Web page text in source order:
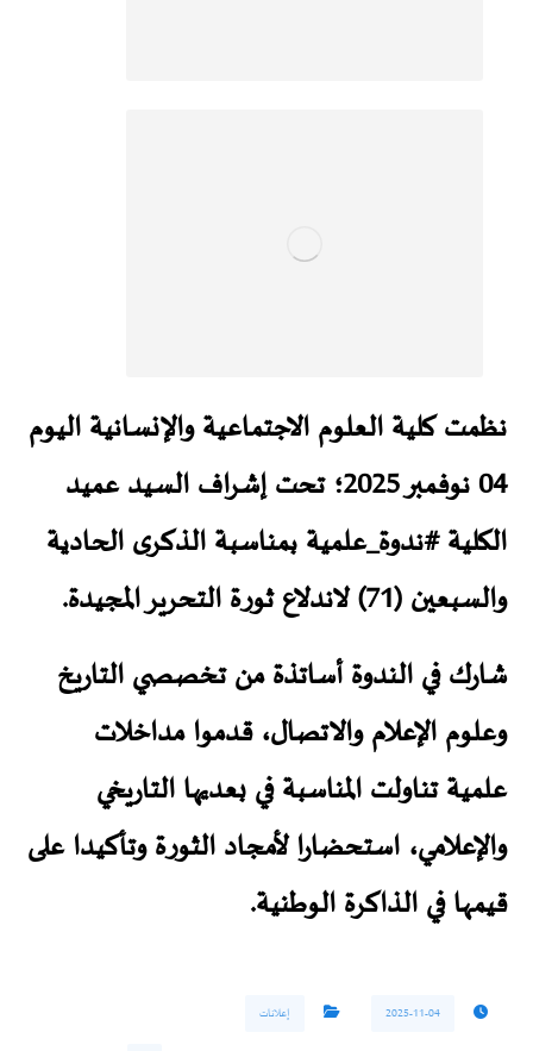
نظمت كلية العلوم الاجتماعية والإنسانية اليوم
04 نوفمبر 2025؛ تحت إشراف السيد عميد
الكلية#ندوة_علمية بمناسبة الذكرى الحادية
والسبعين (71) لاندلاع ثورة التحرير المجيدة.
شارك في الندوة أساتذة من تخصصي التاريخ
وعلوم الإعلام والاتصال، قدموا مداخلات
علمية تناولت المناسبة في بعديها التاريخي
والإعلامي، استحضارا لأمجاد الثورة وتأكيدا على
قيمها في الذاكرة الوطنية.
2025-11-04 إعلانات